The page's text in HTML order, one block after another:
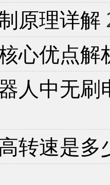
原理详解
心优点解
人中无
转速是多